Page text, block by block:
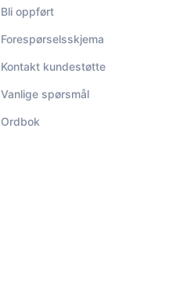
Bli oppført
Forespørselsskjema
Kontakt kundestøtte
Vanlige spørsmål
Ordbok